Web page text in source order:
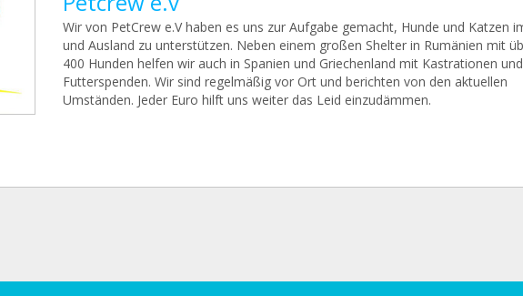
Wir von PetCrew e.V haben es uns zur Aufgabe gemacht, Hunde und Katzen
und Ausland zu unterstützen. Neben einem großen Shelter in Rumänien mit
400 Hunden helfen wir auch in Spanien und Griechenland mit Kastrationen und
Futterspenden. Wir sind regelmäßig vor Ort und berichten von den aktuellen
Umständen. Jeder Euro hilft uns weiter das Leid einzudämmen.